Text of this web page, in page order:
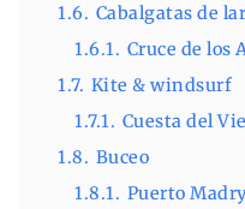
1.6. Cabalgatas de
1.6.1. Cruce de los
1.7. Kite & windsurf
1.7.1. Cuesta del
1.8. Buceo
1.8.1. Puerto